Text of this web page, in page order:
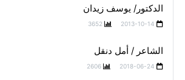
الدكتور/ يوسف زيدان
2013-10-14
3652
الشاعر / أمل دنقل
2018-06-24
2606